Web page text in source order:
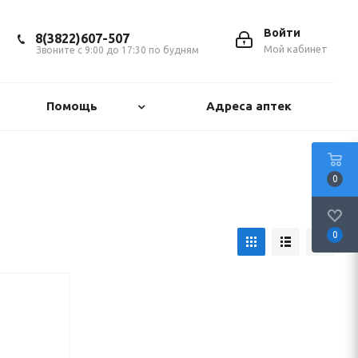
Войти
Мой кабинет
8(3822)607-507
Звоните с 9:00 до 17:30 по будням
Помощь Адреса аптек
0
0